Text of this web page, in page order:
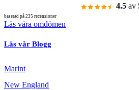
4.5 av
baserad på 235 recensioner
Läs våra omdömen
Läs vår Blogg
Marint
New England